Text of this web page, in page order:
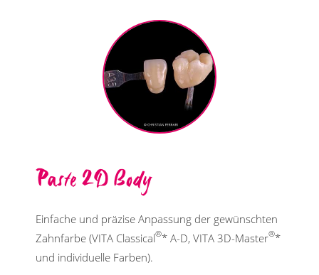
Paste 2D Body
Einfache und präzise Anpassung der gewünschten
Zahnfarbe (VITA Classical®* A-D, VITA 3D-Master®*
und individuelle Farben).